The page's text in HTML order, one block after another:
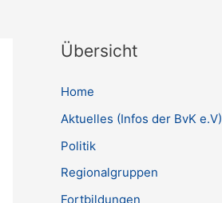
Übersicht
Home
Aktuelles (Infos der BvK e.V)
Politik
Regionalgruppen
Fortbildungen